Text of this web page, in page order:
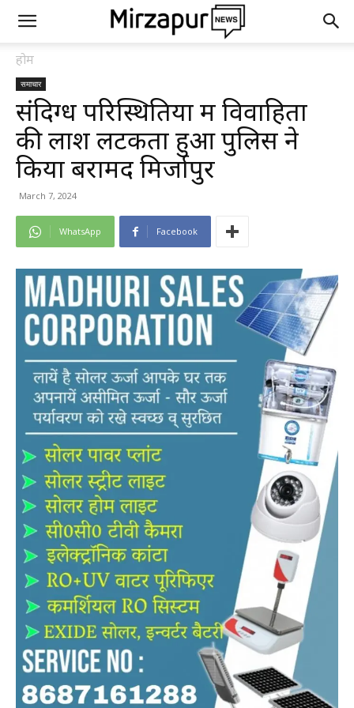
होम
समाचार
संदिग्ध परिस्थितियों में विवाहिता
की लाश लटकता हुआ पुलिस ने
किया बरामद मिर्जापुर
March 7, 2024
WhatsApp Facebook